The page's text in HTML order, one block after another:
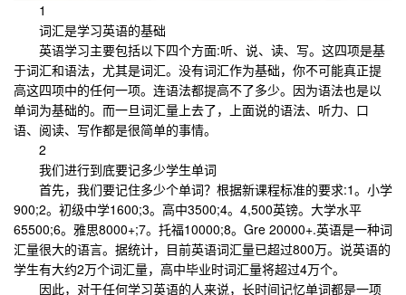
1
词汇是学习英语的基础
英语学习主要包括以下四个方面:听、说、读、写。这四项是基
于词汇和语法，尤其是词汇。没有词汇作为基础，你不可能真正提
高这四项中的任何一项。连语法都提高不了多少。因为语法也是以
单词为基础的。而一旦词汇量上去了，上面说的语法、听力、口
语、阅读、写作都是很简单的事情。
2
我们进行到底要记多少学生单词
首先，我们要记住多少个单词？根据新课程标准的要求:1。小学
900;2。初级中学1600;3。高中3500;4。4,500英镑。大学水平
65500;6。雅思8000+;7。托福10000;8。Gre 20000+.英语是一种词
汇量很大的语言。据统计，目前英语词汇量已超过800万。说英语的
学生有大约2万个词汇量，高中毕业时词汇量将超过4万个。
因此，对于任何学习英语的人来说，长时间记忆单词都是一项